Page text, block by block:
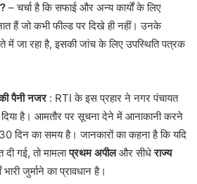
– चर्चा है कि सफाई और अन्य कार्यों के लिए
हैं जो कभी फील्ड पर दिखे ही नहीं। उनके
में जा रहा है, इसकी जांच के लिए उपस्थिति पत्रक
पैनी नजर: RTI के इस प्रहार ने नगर पंचायत
दिया है। आमतौर पर सूचना देने में आनाकानी करने
दिन का समय है। जानकारों का कहना है कि यदि
गई, तो मामलाप्रथम अपीलऔर सीधेराज्य
जुर्माने का प्रावधान है।